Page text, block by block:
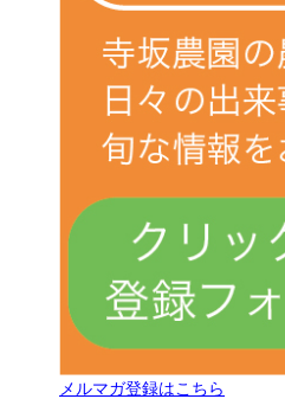
メルマガ登録はこちら